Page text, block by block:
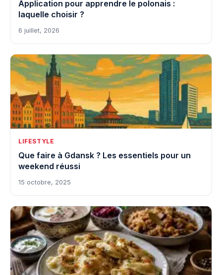
Application pour apprendre le polonais :
laquelle choisir ?
6 juillet, 2026
LIFESTYLE
Que faire à Gdansk ? Les essentiels pour un
weekend réussi
15 octobre, 2025